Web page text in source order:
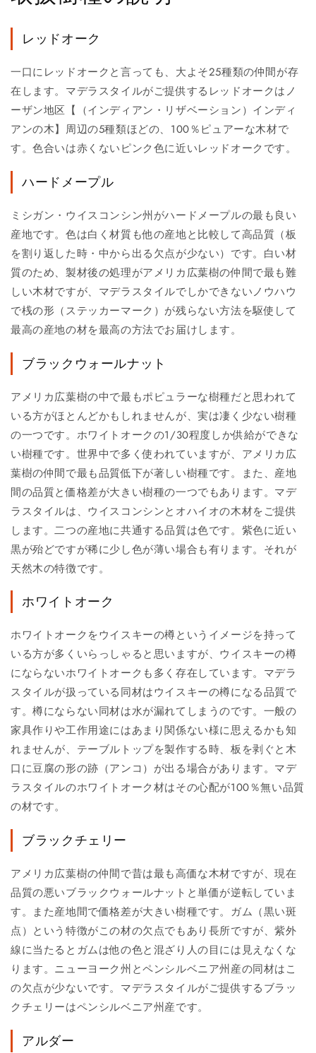
レッドオーク
一口にレッドオークと言っても、大よそ25種類の仲間が存
在します。マデラスタイルがご提供するレッドオークはノ
ーザン地区【（インディアン・リザベーション）インディ
アンの木】周辺の5種類ほどの、100％ピュアーな木材で
す。色合いは赤くないピンク色に近いレッドオークです。
ハードメープル
ミシガン・ウイスコンシン州がハードメープルの最も良い
産地です。色は白く材質も他の産地と比較して高品質（板
を割り返した時・中から出る欠点が少ない）です。白い材
質のため、製材後の処理がアメリカ広葉樹の仲間で最も難
しい木材ですが、マデラスタイルでしかできないノウハウ
で桟の形（ステッカーマーク）が残らない方法を駆使して
最高の産地の材を最高の方法でお届けします。
ブラックウォールナット
アメリカ広葉樹の中で最もポピュラーな樹種だと思われて
いる方がほとんどかもしれませんが、実は凄く少ない樹種
の一つです。ホワイトオークの1/30程度しか供給ができな
い樹種です。世界中で多く使われていますが、アメリカ広
葉樹の仲間で最も品質低下が著しい樹種です。また、産地
間の品質と価格差が大きい樹種の一つでもあります。マデ
ラスタイルは、ウイスコンシンとオハイオの木材をご提供
します。二つの産地に共通する品質は色です。紫色に近い
黒が殆どですが稀に少し色が薄い場合も有ります。それが
天然木の特徴です。
ホワイトオーク
ホワイトオークをウイスキーの樽というイメージを持って
いる方が多くいらっしゃると思いますが、ウイスキーの樽
にならないホワイトオークも多く存在しています。マデラ
スタイルが扱っている同材はウイスキーの樽になる品質で
す。樽にならない同材は水が漏れてしまうのです。一般の
家具作りや工作用途にはあまり関係ない様に思えるかも知
れませんが、テーブルトップを製作する時、板を剥ぐと木
口に豆腐の形の跡（アンコ）が出る場合があります。マデ
ラスタイルのホワイトオーク材はその心配が100％無い品質
の材です。
ブラックチェリー
アメリカ広葉樹の仲間で昔は最も高価な木材ですが、現在
品質の悪いブラックウォールナットと単価が逆転していま
す。また産地間で価格差が大きい樹種です。ガム（黒い斑
点）という特徴がこの材の欠点でもあり長所ですが、紫外
線に当たるとガムは他の色と混ざり人の目には見えなくな
ります。ニューヨーク州とペンシルベニア州産の同材はこ
の欠点が少ないです。マデラスタイルがご提供するブラッ
クチェリーはペンシルベニア州産です。
アルダー